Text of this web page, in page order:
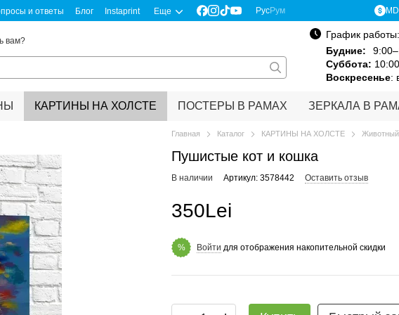
и ответы Блог Instaprint Еще РусРум
вам?
График работы:
Будние:
Суббота:
Воскресенье:
КАРТИНЫ НА ХОЛСТЕ ПОСТЕРЫ В РАМАХ ЗЕРКАЛА В
Главная Каталог КАРТИНЫ НА ХОЛСТЕ
Пушистые кот и кошка
В наличии Артикул: 3578442 Оставить отзыв
350Lei
% Войти для отображения накопительной скидки